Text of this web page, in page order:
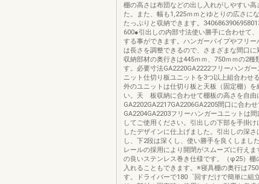
棚の高さは布団などの出し入れがしやすい高
た。また、幅も1,225ｍｍとゆとりの広さに
たっぷりと収納できます。
600●引出しの内部寸法使い勝手に合わせて
する事ができます。ハンガーパイプやフリー
は長さを調整できるので、さまざまな間口に
収納部材の奥行きは445ｍｍ、750ｍｍの2種
す。必要寸法GA2220GA2222フリーハンガ
ニット仕切り板ユニットを3つ以上組合わせ
外のユニットは仕切り板と天板（固定棚）を
い。天 板収納に合わせて棚板の高さを自由
GA2202GA2217GA2206GA2205間口に合わせ
GA2204GA2203フリーハンガーユニットは
してご使用ください。引出しの下部を手掛け
したデザインに仕上げました。引出しの深さ
し、下2段は深くし、使い勝手を良くしまし
レールの採用により開閉がスムーズに行えま
の良いステンレス巻き仕様です。（φ25）棚
入れることもできます。※寝具棚の奥行は
す。ドライバーで180゜回すだけで簡単に組